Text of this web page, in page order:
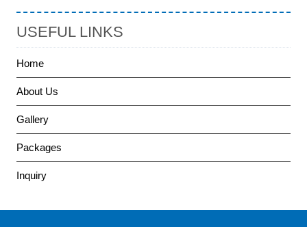
USEFUL LINKS
Home
About Us
Gallery
Packages
Inquiry